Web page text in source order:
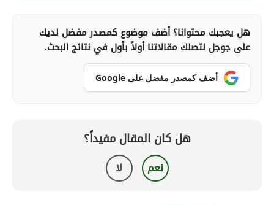
هل يعجبك محتوانا؟ أضف موضوع كمصدر مفضل لديك
على جوجل لتصلك مقالاتنا أولاً بأول في نتائج البحث.
أضف كمصدر مفضل على Google
هل كان المقال مفيداً؟
نعم لا